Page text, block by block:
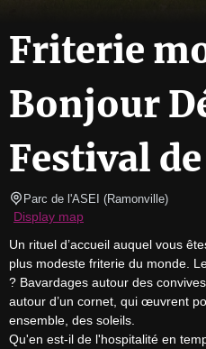
Friterie
Bonjour
Festival
Parc de l'ASEI (Ramonville)
Display map
Un rituel d’accueil auquel vous
plus modeste friterie du monde.
? Bavardages autour des
autour d’un cornet, qui œuvrent
ensemble, des soleils.
​Qu'en est-il de l'hospitalité en